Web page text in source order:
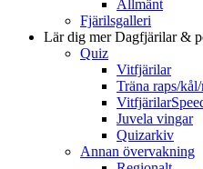
Allmänt
Fjärilsgalleri
Lär dig merDagfjärilar &
Quiz
Vitfjärilar
Träna raps/
Juvela vingar
Quizarkiv
Annan övervakning